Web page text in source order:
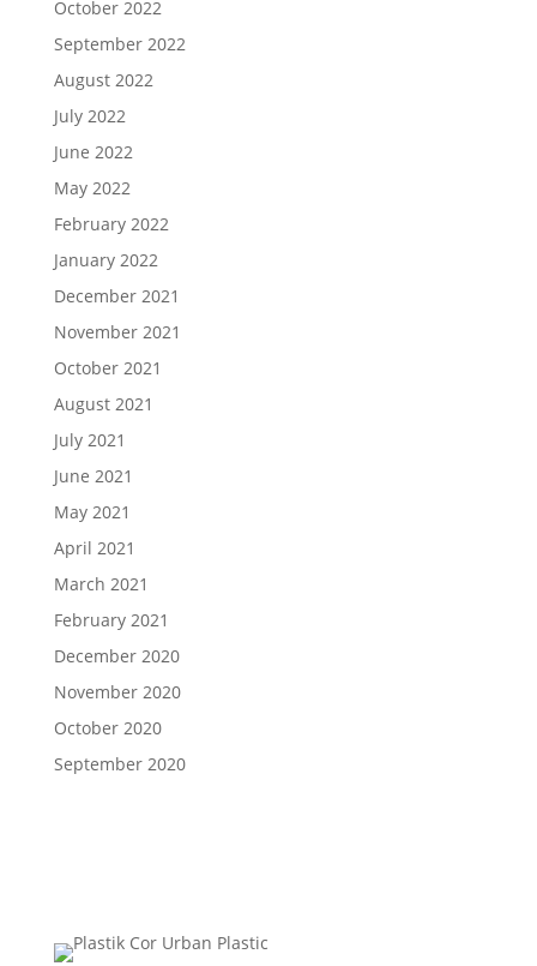
October 2022
September 2022
August 2022
July 2022
June 2022
May 2022
February 2022
January 2022
December 2021
November 2021
October 2021
August 2021
July 2021
June 2021
May 2021
April 2021
March 2021
February 2021
December 2020
November 2020
October 2020
September 2020